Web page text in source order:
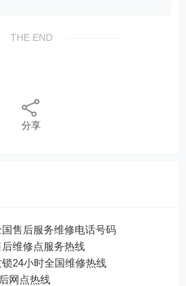
THE END
分享
售后服务维修电话号码
维修点服务热线
24小时全国维修热线
网点热线